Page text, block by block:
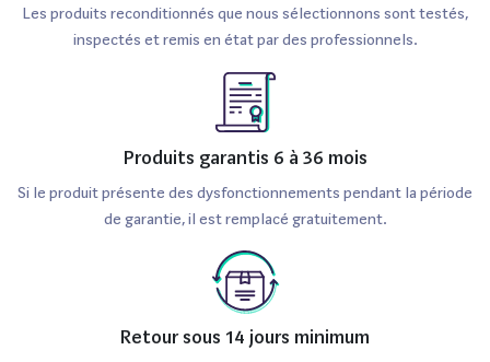
Les produits reconditionnés que nous sélectionnons sont testés,
inspectés et remis en état par des professionnels.
Produits garantis 6 à 36 mois
Si le produit présente des dysfonctionnements pendant la période
de garantie, il est remplacé gratuitement.
Retour sous 14 jours minimum